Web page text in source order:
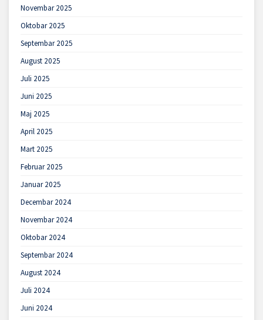
Novembar 2025
Oktobar 2025
Septembar 2025
August 2025
Juli 2025
Juni 2025
Maj 2025
April 2025
Mart 2025
Februar 2025
Januar 2025
Decembar 2024
Novembar 2024
Oktobar 2024
Septembar 2024
August 2024
Juli 2024
Juni 2024